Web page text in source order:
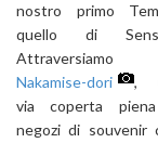
nostro primo
quello di
Nakamise-dori
,
via coperta
negozi di souvenir